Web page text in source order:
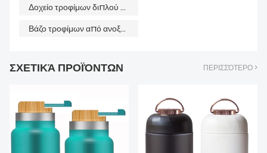
Δοχείο τροφίμων διπλού τοίχου με μόνωση κενού
Βάζο τροφίμων από ανοξείδωτο ατσάλι με μόνωση κενού
ΣΧΕΤΙΚΆ ΠΡΟΪΌΝΤΩΝ ΠΕΡΙΣΣΌΤΕΡΟ >